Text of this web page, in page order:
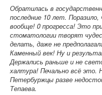
Обратилась в
последние 10 лет.
вообще! 0 прогресса! Это
стоматологии творят
делать, даже не
Каменный век! Ну и
Держались раньше и не
халтура! Печально всё
Петербуржцы разве
Тепаева.